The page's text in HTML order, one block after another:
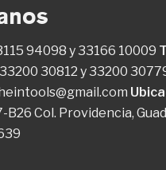
94098 y33166 10009
33200 30812 y33200
B26 Col. Providencia,